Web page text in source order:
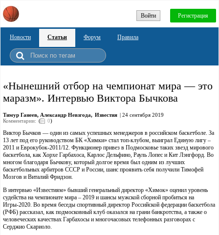
Войти Регистрация
Новости Статьи Форум Правила
«Нынешний отбор на чемпионат мира — это
маразм». Интервью Виктора Бычкова
Тимур Ганеев, Александр Невзгода, Известия | 24 сентября 2019
Комментарии: ( 0)
Виктор Бычков — один из самых успешных менеджеров в российском баскетболе. За
13 лет под его руководством БК «Химки» стал топ-клубом, выиграл Единую лигу –
2011 и Еврокубок-2011/12. Функционер привез в Подмосковье таких звезд мирового
баскетбола, как Хорхе Гарбахоса, Карлос Дельфино, Рауль Лопес и Кит Лэнгфорд. Во
многом благодаря Бычкову, который долгое время был одним из лучших
баскетбольных арбитров СССР и России, шанс проявить себя получили Тимофей
Мозгов и Виталий Фридзон.
В интервью «Известиям» бывший генеральный директор «Химок» оценил уровень
судейства на чемпионате мира – 2019 и шансы мужской сборной пробиться на
Игры-2020. Во время беседы спортивный директор Российской федерации баскетбола
(РФБ) рассказал, как подмосковный клуб оказался на грани банкротства, а также о
человеческих качествах Гарбахосы и многочасовых телефонных разговорах с
Серджио Скариоло.